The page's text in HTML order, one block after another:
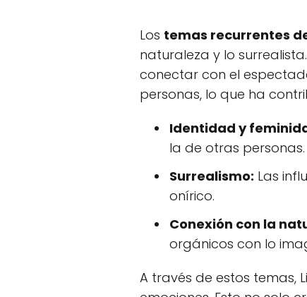
Los temas recurrentes
naturaleza y lo
conectar con el
personas, lo que ha
Identidad y
la de otras personas.
Surrealismo: Las
onírico.
Conexión con la
orgánicos con lo
A través de estos temas,